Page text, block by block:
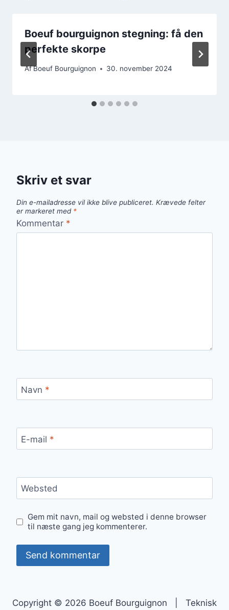
Boeuf bourguignon stegning: få den
perfekte skorpe
AfBoeuf Bourguignon 30. november 2024
Skriv et svar
Din e-mailadresse vil ikke blive publiceret. Krævede felter
er markeret med *
Kommentar *
Navn *
E-mail *
Websted
Gem mit navn, mail og websted i denne browser
til næste gang jeg kommenterer.
Copyright © 2026 Boeuf Bourguignon | Teknisk